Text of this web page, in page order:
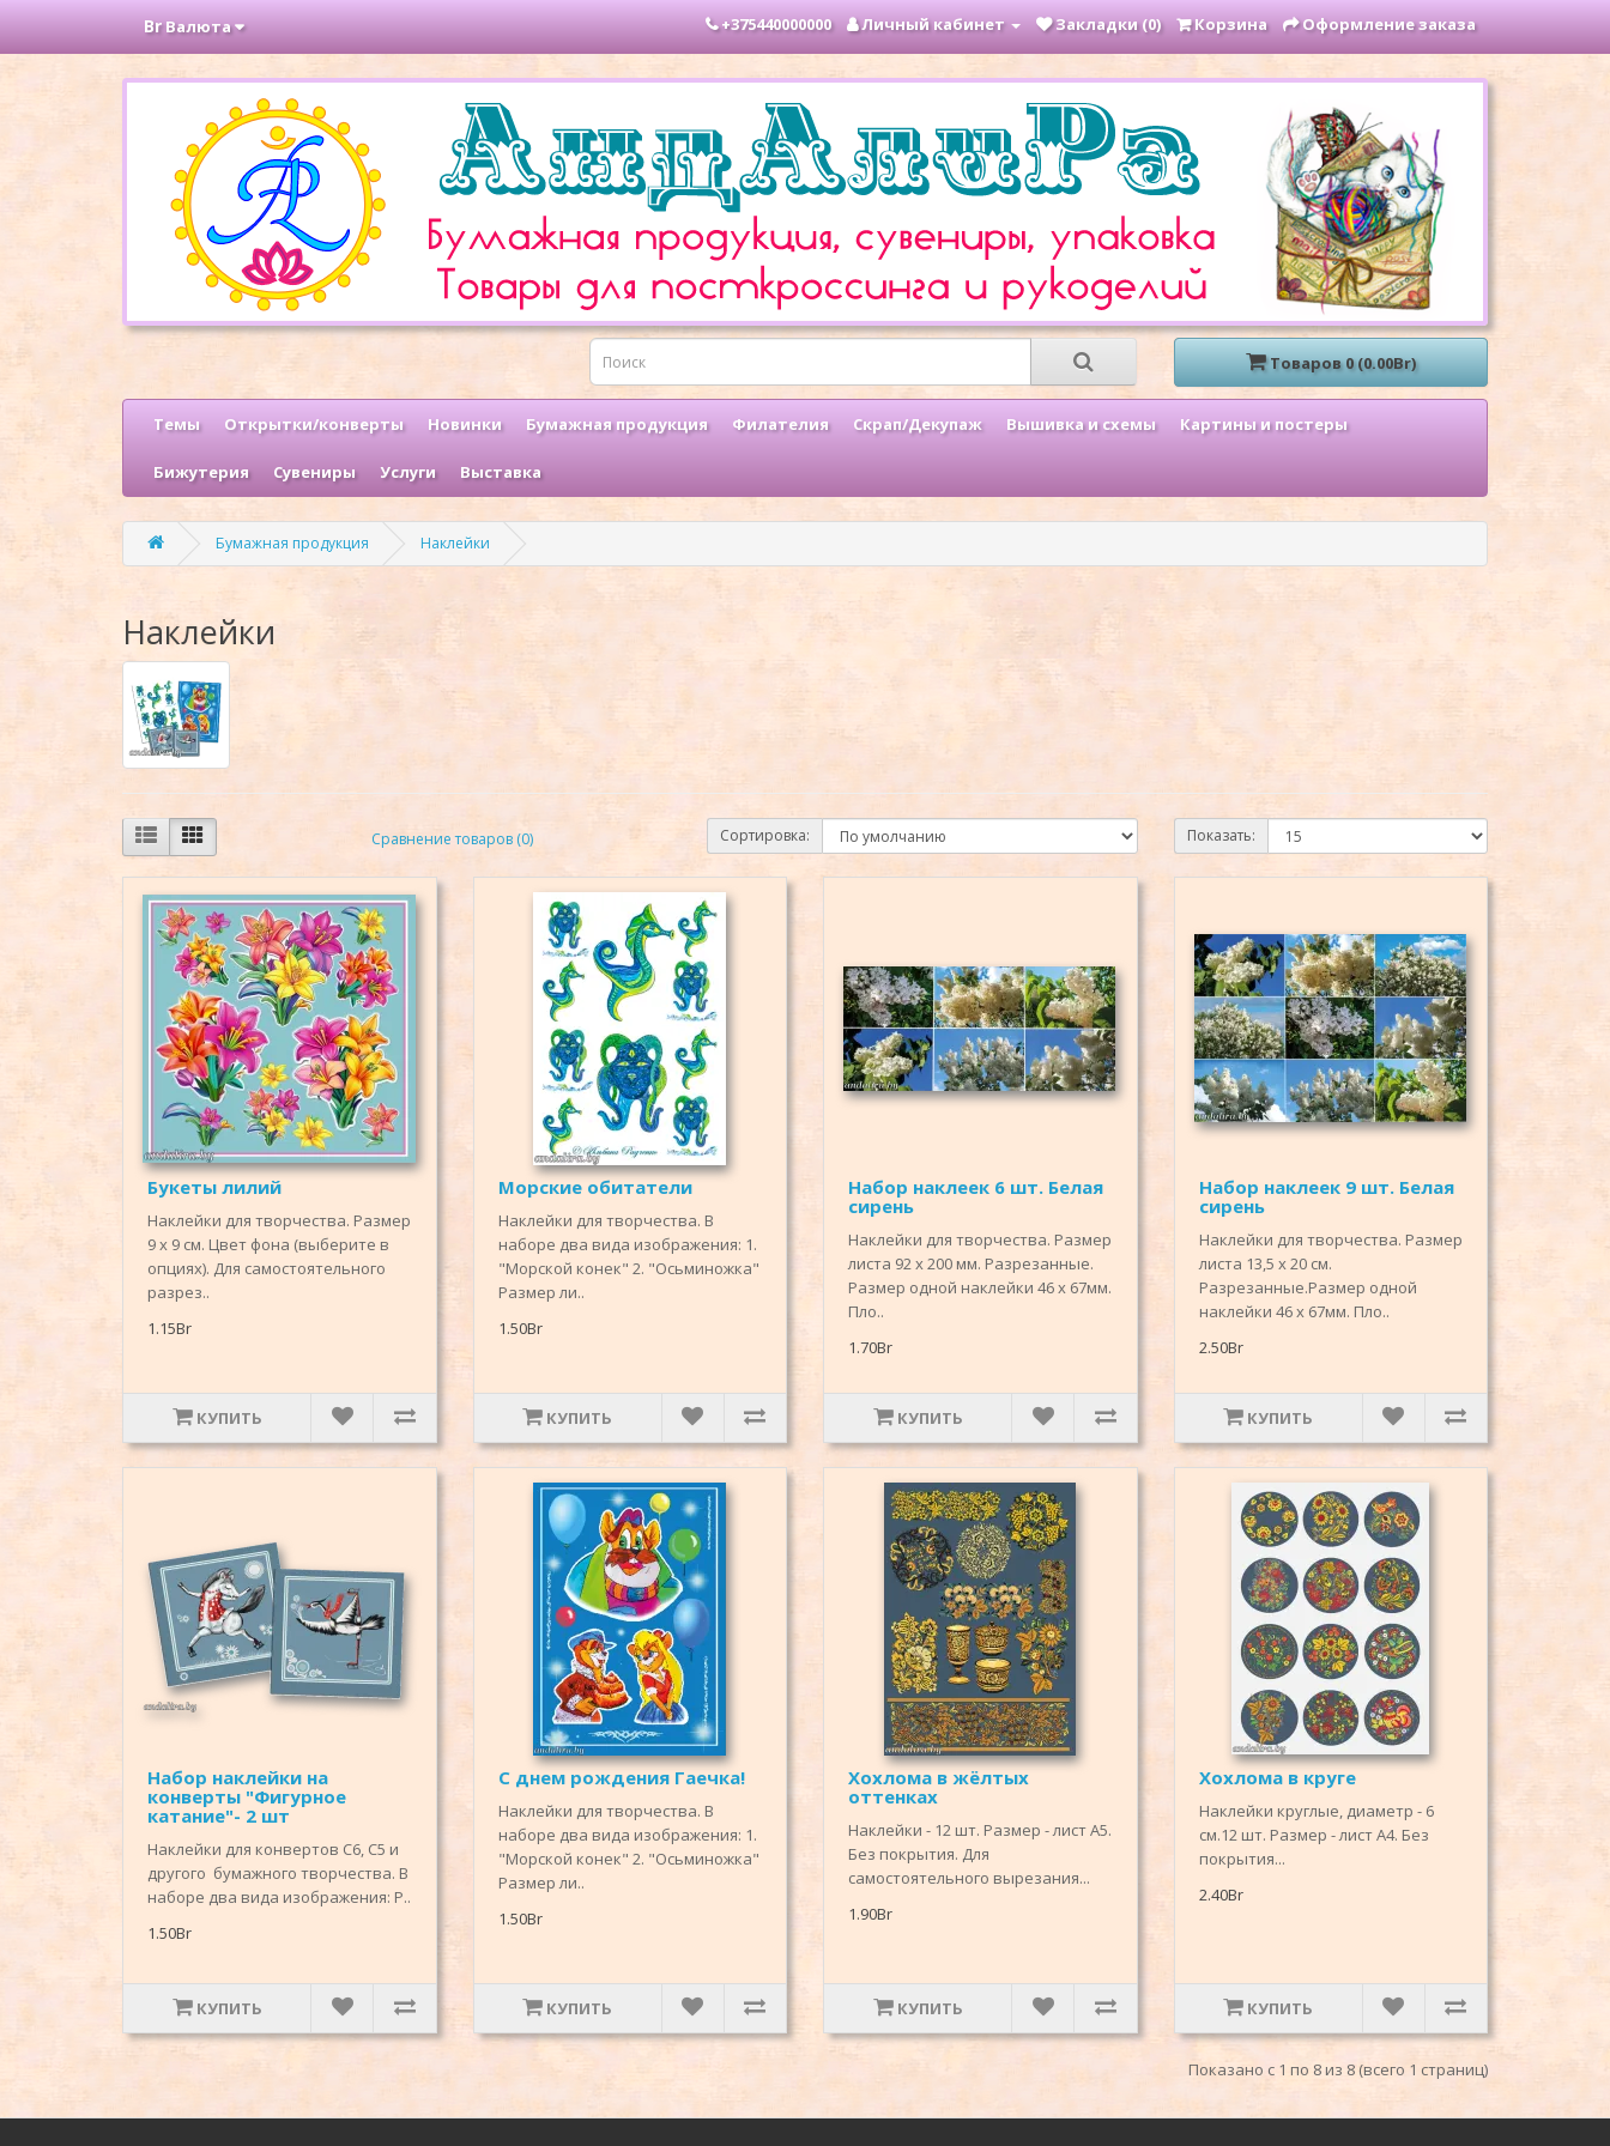
Br Валюта +375440000000 Личный кабинет Закладки (0) Корзина Оформление заказа
Товаров 0 (0.00Br)
Темы Открытки/конверты Новинки Бумажная продукция Филателия Скрап/Декупаж Вышивка и схемы Картины и постеры
Бижутерия Сувениры Услуги Выставка
Бумажная продукция Наклейки
Наклейки
Сравнение товаров (0) Сортировка: Показать:
Букеты лилий
Наклейки для творчества. Размер
9 х 9 см. Цвет фона (выберите в
опциях). Для самостоятельного
разрез..
1.15Br
КУПИТЬ
Морские обитатели
Наклейки для творчества. В
наборе два вида изображения: 1.
"Морской конек" 2. "Осьминожка"
Размер ли..
1.50Br
КУПИТЬ
Набор наклеек 6 шт. Белая
сирень
Наклейки для творчества. Размер
листа 92 х 200 мм. Разрезанные.
Размер одной наклейки 46 х 67мм.
Пло..
1.70Br
КУПИТЬ
Набор наклеек 9 шт. Белая
сирень
Наклейки для творчества. Размер
листа 13,5 х 20 см.
Разрезанные.Размер одной
наклейки 46 х 67мм. Пло..
2.50Br
КУПИТЬ
Набор наклейки на
конверты "Фигурное
катание"- 2 шт
Наклейки для конвертов С6, С5 и
другого бумажного творчества. В
наборе два вида изображения: Р..
1.50Br
КУПИТЬ
С днем рождения Гаечка!
Наклейки для творчества. В
наборе два вида изображения: 1.
"Морской конек" 2. "Осьминожка"
Размер ли..
1.50Br
КУПИТЬ
Хохлома в жёлтых
оттенках
Наклейки - 12 шт. Размер - лист А5.
Без покрытия. Для
самостоятельного вырезания...
1.90Br
КУПИТЬ
Хохлома в круге
Наклейки круглые, диаметр - 6
см.12 шт. Размер - лист А4. Без
покрытия...
2.40Br
КУПИТЬ
Показано с 1 по 8 из 8 (всего 1 страниц)